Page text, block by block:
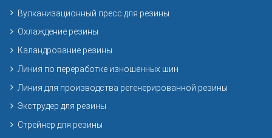
Вулканизационный пресс для резины
Охлаждение резины
Каландрование резины
Линия по переработке изношенных шин
Линия для производства регенерированной резины
Экструдер для резины
Стрейнер для резины